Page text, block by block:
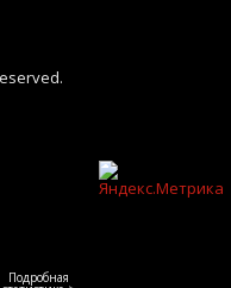
Подробная